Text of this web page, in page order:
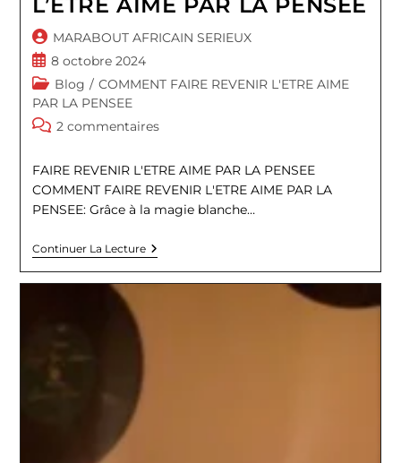
L’ETRE AIME PAR LA PENSEE
Auteur/autrice
de
la
publication :
MARABOUT AFRICAIN SERIEUX
Publication
publiée :
8 octobre 2024
Post
category:
Blog / COMMENT FAIRE REVENIR L'ETRE AIME
PAR LA PENSEE
Commentaires
la
publication :
2 commentaires
FAIRE REVENIR L'ETRE AIME PAR LA PENSEE
COMMENT FAIRE REVENIR L'ETRE AIME PAR LA
PENSEE: Grâce à la magie blanche…
Continuer La LectureCOMMENT